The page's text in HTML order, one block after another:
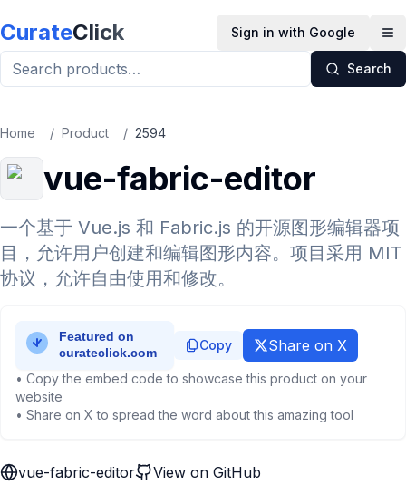
CurateClick Sign in with Google
Search
Home / Product / 2594
vue-fabric-editor
一个基于 Vue.js 和 Fabric.js 的开源图形编辑器项
目，允许用户创建和编辑图形内容。项目采用 MIT
协议，允许自由使用和修改。
Copy Share on X
• Copy the embed code to showcase this product on your
website
• Share on X to spread the word about this amazing tool
vue-fabric-editor View on GitHub